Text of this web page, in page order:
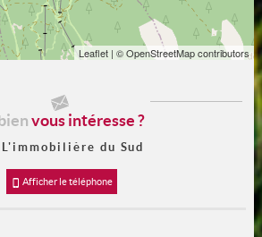
Leaflet | © OpenStreetMap contributors
vous intéresse ?
du Sud
Afficher le téléphone